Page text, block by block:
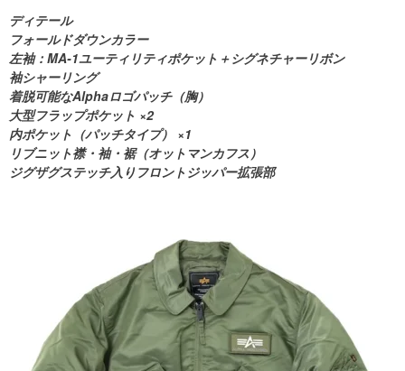
ディテール
フォールドダウンカラー
左袖：MA-1ユーティリティポケット＋シグネチャーリボン
袖シャーリング
着脱可能なAlphaロゴパッチ（胸）
大型フラップポケット ×2
内ポケット（パッチタイプ） ×1
リブニット襟・袖・裾（オットマンカフス）
ジグザグステッチ入りフロントジッパー拡張部